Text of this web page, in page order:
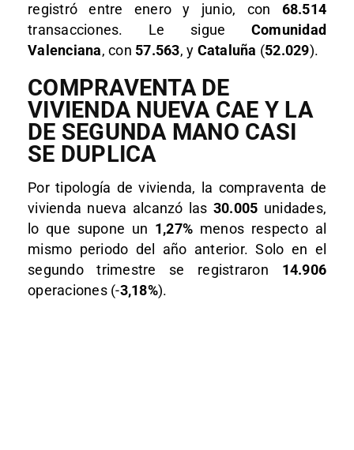
registró entre enero y junio, con 68.514
transacciones. Le sigue Comunidad
Valenciana, con 57.563, y Cataluña (52.029).
COMPRAVENTA DE
VIVIENDA NUEVA CAE Y LA
DE SEGUNDA MANO CASI
SE DUPLICA
Por tipología de vivienda, la compraventa de
vivienda nueva alcanzó las 30.005 unidades,
lo que supone un 1,27% menos respecto al
mismo periodo del año anterior. Solo en el
segundo trimestre se registraron 14.906
operaciones (-3,18%).